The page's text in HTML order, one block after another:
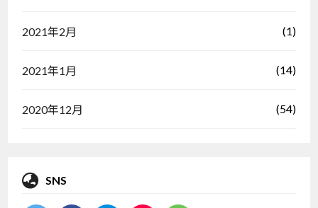
2021年2月 (1)
2021年1月 (14)
2020年12月 (54)
SNS